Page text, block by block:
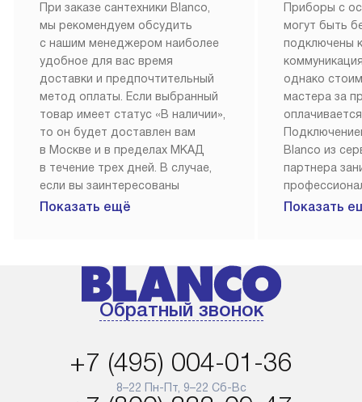
При заказе сантехники Blanco,
мы рекомендуем обсудить
с нашим менеджером наиболее
удобное для вас время
доставки и предпочтительный
метод оплаты. Если выбранный
товар имеет статус «В наличии»,
то он будет доставлен вам
в Москве и в пределах МКАД
в течение трех дней. В случае,
если вы заинтересованы
в товаре, который доступен
менеджером на сайте. Товары
с особым лейблом
доставляются бесплатно
аксессуаров не предусмотрена.
Для доставки в другие регионы
Показать ещё
Приборы с
могут быть
подключены
однако
мастера за
Blanco из
партнера
Наш сервис
возможные
Показать
Обратный звонок
+7 (495) 004-01-36
8–22 Пн-Пт, 9–22 Сб-Вс